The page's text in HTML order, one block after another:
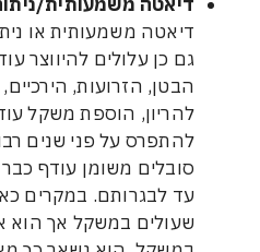
משמעותית או ניתוח
כן עלולים להיווצר עודפי עור
הזרועות, הירכיים, החזה
הוספת משקל עודף הוא
על פני שנים רבות. יש
משומן עודף כבר מגיל
לבגרותם. במקרים כאלו
במשקל אך הוא אינו